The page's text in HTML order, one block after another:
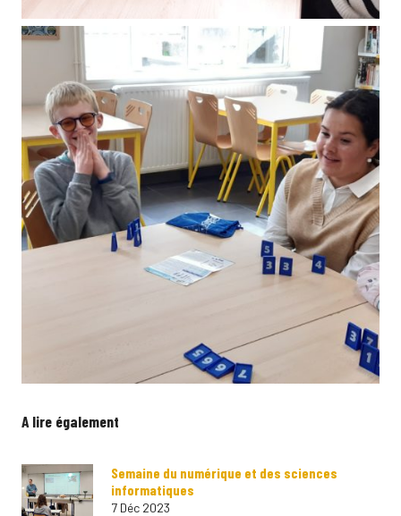
A lire également
Semaine du numérique et des sciences
informatiques
7 Déc 2023